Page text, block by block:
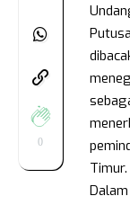
0
Timur.